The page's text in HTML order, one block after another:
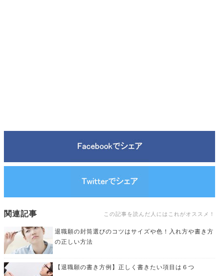
関連記事 この記事を読んだ人にはこれがオススメ！
退職願の封筒選びのコツはサイズや色！入れ方や書き方
の正しい方法
【退職願の書き方例】正しく書きたい項目は６つ